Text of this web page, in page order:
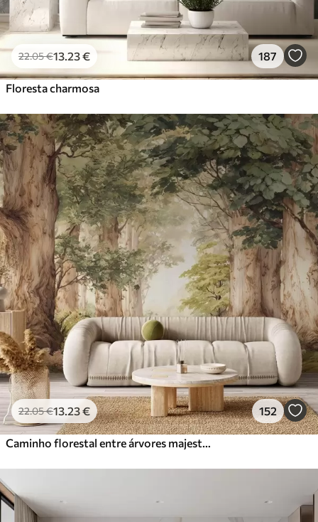
22.05€13 .23€ 187
Floresta charmosa
22.05€13 .23€ 152